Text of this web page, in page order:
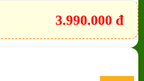
3.990.000 đ